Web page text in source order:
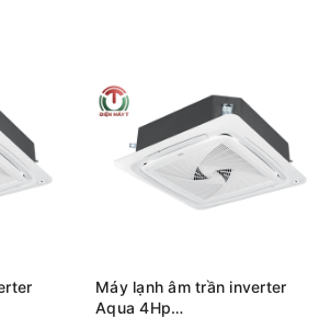
Máy lạnh âm trần inverter
Aqua 4Hp